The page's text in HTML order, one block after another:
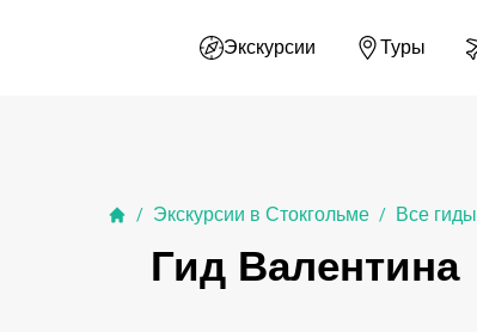
Экскурсии Туры
/ Экскурсии в Стокгольме / Все гиды
Гид Валентина